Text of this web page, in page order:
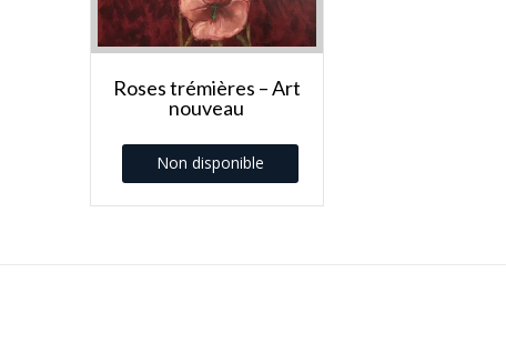
Roses trémières – Art
nouveau
Non disponible